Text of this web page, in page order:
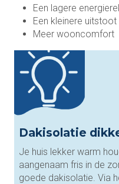
Een lagere
Een kleinere uitstoot
Meer wooncomfort
Dakisolatie
Je huis lekker warm
aangenaam fris in de
goede dakisolatie. Via